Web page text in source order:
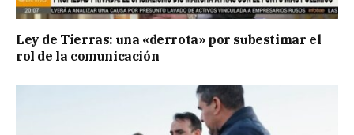
Ley de Tierras: una «derrota» por subestimar el
rol de la comunicación